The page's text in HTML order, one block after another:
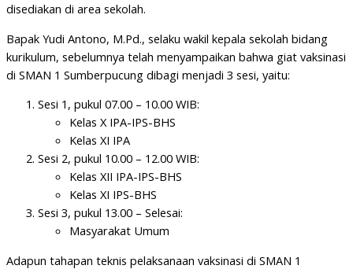
disediakan di area sekolah.
Bapak Yudi Antono, M.Pd., selaku wakil kepala sekolah bidang
kurikulum, sebelumnya telah menyampaikan bahwa giat vaksinasi
di SMAN 1 Sumberpucung dibagi menjadi 3 sesi, yaitu:
Sesi 1, pukul 07.00 – 10.00 WIB:
Kelas X IPA-IPS-BHS
Kelas XI IPA
Sesi 2, pukul 10.00 – 12.00 WIB:
Kelas XII IPA-IPS-BHS
Kelas XI IPS-BHS
Sesi 3, pukul 13.00 – Selesai:
Masyarakat Umum
Adapun tahapan teknis pelaksanaan vaksinasi di SMAN 1